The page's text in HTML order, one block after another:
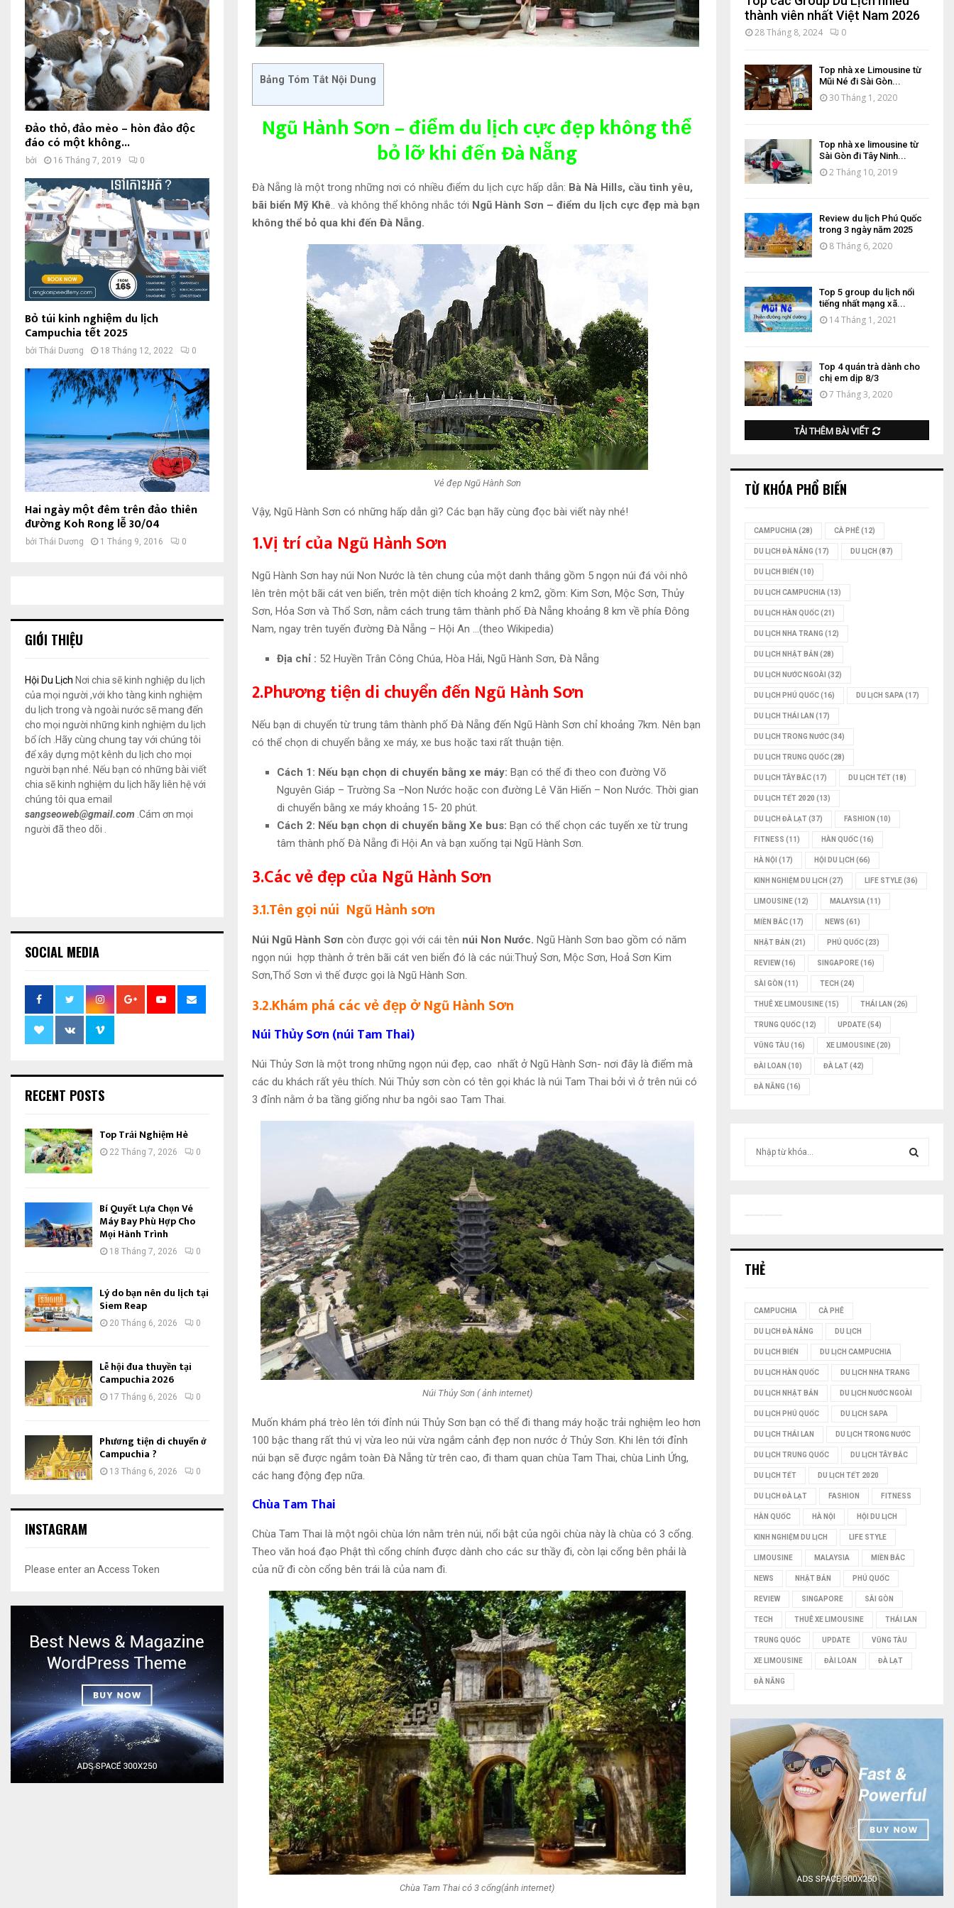
Bảng Tóm Tắt Nội Dung
Ngũ Hành Sơn – điểm du lịch cực đẹp không thể
bỏ lỡ khi đến Đà Nẵng
Đà Nẵng là một trong những nơi có nhiều điểm du lịch cực hấp dẫn: Bà Nà Hills, cầu tình yêu,
bãi biển Mỹ Khê.. và không thể không nhắc tới Ngũ Hành Sơn – điểm du lịch cực đẹp mà bạn
không thể bỏ qua khi đến Đà Nẵng.
Vẻ đẹp Ngũ Hành Sơn
Vậy, Ngũ Hành Sơn có những hấp dẫn gì? Các bạn hãy cùng đọc bài viết này nhé!
1.Vị trí của Ngũ Hành Sơn
Ngũ Hành Sơn hay núi Non Nước là tên chung của một danh thắng gồm 5 ngọn núi đá vôi nhô
lên trên một bãi cát ven biển, trên một diện tích khoảng 2 km2, gồm: Kim Sơn, Mộc Sơn, Thủy
Sơn, Hỏa Sơn và Thổ Sơn, nằm cách trung tâm thành phố Đà Nẵng khoảng 8 km về phía Đông
Nam, ngay trên tuyến đường Đà Nẵng – Hội An …(theo Wikipedia)
Địa chỉ : 52 Huyền Trân Công Chúa, Hòa Hải, Ngũ Hành Sơn, Đà Nẵng
2.Phương tiện di chuyển đến Ngũ Hành Sơn
Nếu bạn di chuyển từ trung tâm thành phố Đà Nẵng đến Ngũ Hành Sơn chỉ khoảng 7km. Nên bạn
có thể chọn di chuyển bằng xe máy, xe bus hoặc taxi rất thuận tiện.
Cách 1: Nếu bạn chọn di chuyển bằng xe máy: Bạn có thể đi theo con đường Võ
Nguyên Giáp – Trường Sa –Non Nước hoặc con đường Lê Văn Hiến – Non Nước. Thời gian
di chuyển bằng xe máy khoảng 15- 20 phút.
Cách 2: Nếu bạn chọn di chuyển bằng Xe bus: Bạn có thể chọn các tuyến xe từ trung
tâm thành phố Đà Nẵng đi Hội An và bạn xuống tại Ngũ Hành Sơn.
3.Các vẻ đẹp của Ngũ Hành Sơn
3.1.Tên gọi núi Ngũ Hành sơn
Núi Ngũ Hành Sơn còn được gọi với cái tên núi Non Nước. Ngũ Hành Sơn bao gồm có năm
ngọn núi hợp thành ở trên bãi cát ven biển đó là các núi:Thuỷ Sơn, Mộc Sơn, Hoả Sơn Kim
Sơn,Thổ Sơn vì thế được gọi là Ngũ Hành Sơn.
3.2.Khám phá các vẻ đẹp ở Ngũ Hành Sơn
Núi Thủy Sơn (núi Tam Thai)
Núi Thủy Sơn là một trong những ngọn núi đẹp, cao nhất ở Ngũ Hành Sơn- nơi đây là điểm mà
các du khách rất yêu thích. Núi Thủy sơn còn có tên gọi khác là núi Tam Thai bởi vì ở trên núi có
3 đỉnh nằm ở ba tầng giống như ba ngôi sao Tam Thai.
Núi Thủy Sơn ( ảnh internet)
Muốn khám phá trèo lên tới đỉnh núi Thủy Sơn bạn có thể đi thang máy hoặc trải nghiệm leo hơn
100 bậc thang rất thú vị vừa leo núi vừa ngắm cảnh đẹp non nước ở Thủy Sơn. Khi lên tới đỉnh
núi bạn sẽ được ngắm toàn Đà Nẵng từ trên cao, đi tham quan chùa Tam Thai, chùa Linh Ứng,
các hang động đẹp nữa.
Chùa Tam Thai
Chùa Tam Thai là một ngôi chùa lớn nằm trên núi, nổi bật của ngôi chùa này là chùa có 3 cổng.
Theo văn hoá đạo Phật thì cổng chính được dành cho các sư thầy đi, còn lại cổng bên phải là
của nữ đi còn cổng bên trái là của nam đi.
Chùa Tam Thai có 3 cổng(ảnh internet)
Đảo thỏ, đảo mèo – hòn đảo độc
đáo có một không...
bởi 16 Tháng 7, 2019 0
Bỏ túi kinh nghiệm du lịch
Campuchia tết 2025
bởi Thái Dương 18 Tháng 12, 2022 0
Hai ngày một đêm trên đảo thiên
đường Koh Rong lễ 30/04
bởi Thái Dương 1 Tháng 9, 2016 0
GIỚI THIỆU
Hội Du Lịch Nơi chia sẽ kinh nghiệp du lịch
của mọi người ,với kho tàng kinh nghiệm
du lịch trong và ngoài nước sẽ mang đến
cho mọi người những kinh nghiệm du lịch
bổ ích .Hãy cùng chung tay với chúng tôi
để xây dựng một kênh du lịch cho mọi
người bạn nhé. Nếu bạn có những bài viết
chia sẽ kinh nghiệm du lịch hãy liên hệ với
chúng tôi qua email
sangseoweb@gmail.com .Cám ơn mọi
người đã theo dõi .
SOCIAL MEDIA
RECENT POSTS
Top Trải Nghiệm Hè
22 Tháng 7, 2026 0
Bí Quyết Lựa Chọn Vé
Máy Bay Phù Hợp Cho
Mọi Hành Trình
18 Tháng 7, 2026 0
Lý do bạn nên du lịch tại
Siem Reap
20 Tháng 6, 2026 0
Lễ hội đua thuyền tại
Campuchia 2026
17 Tháng 6, 2026 0
Phương tiện di chuyển ở
Campuchia ?
13 Tháng 6, 2026 0
INSTAGRAM
Please enter an Access Token
thành viên nhất Việt Nam 2026
28 Tháng 8, 2024 0
Top nhà xe Limousine từ
Mũi Né đi Sài Gòn...
30 Tháng 1, 2020
Top nhà xe limousine từ
Sài Gòn đi Tây Ninh...
2 Tháng 10, 2019
Review du lịch Phú Quốc
trong 3 ngày năm 2025
8 Tháng 6, 2020
Top 5 group du lịch nổi
tiếng nhất mạng xã...
14 Tháng 1, 2021
Top 4 quán trà dành cho
chị em dịp 8/3
7 Tháng 3, 2020
TẢI THÊM BÀI VIẾT
TỪ KHÓA PHỔ BIẾN
CAMPUCHIA (28) CÀ PHÊ(12)
DU LỊCH ĐÀ NẴNG (17) DU LỊCH (87)
DU LỊCH BIỂN (10)
DU LỊCH CAMPUCHIA (13)
DU LỊCH HÀN QUỐC(21)
DU LỊCH NHA TRANG (12)
DU LỊCH NHẬT BẢN (28)
DU LỊCH NƯỚC NGOÀI (32)
DU LỊCH PHÚ QUỐC(16) DU LỊCH SAPA (17)
DU LỊCH THÁI LAN (17)
DU LỊCH TRONG NƯỚC(34)
DU LỊCH TRUNG QUỐC(28)
DU LỊCH TÂY BẮC(17) DU LỊCH TẾT(18)
DU LỊCH TẾT 2020 (13)
DU LỊCH ĐÀ LẠT(37) FASHION (10)
FITNESS (11) HÀN QUỐC(16)
HÀ NỘI (17) HỘI DU LỊCH (66)
KINH NGHIỆM DU LỊCH (27) LIFE STYLE(36)
LIMOUSINE(12) MALAYSIA (11)
MIỀN BẮC(17) NEWS (61)
NHẬT BẢN (21) PHÚ QUỐC(23)
REVIEW(16) SINGAPORE(16)
SÀI GÒN (11) TECH (24)
THUÊ XE LIMOUSINE(15) THÁI LAN (26)
TRUNG QUỐC(12) UPDATE(54)
VŨNG TÀU (16) XE LIMOUSINE(20)
ĐÀI LOAN (10) ĐÀ LẠT(42)
ĐÀ NẴNG (16)
:
THẺ
CAMPUCHIA CÀ PHÊ
DU LỊCH ĐÀ NẴNG DU LỊCH
DU LỊCH BIỂN DU LỊCH CAMPUCHIA
DU LỊCH HÀN QUỐC DU LỊCH NHA TRANG
DU LỊCH NHẬT BẢN DU LỊCH NƯỚC NGOÀI
DU LỊCH PHÚ QUỐC DU LỊCH SAPA
DU LỊCH THÁI LAN DU LỊCH TRONG NƯỚC
DU LỊCH TRUNG QUỐC DU LỊCH TÂY BẮC
DU LỊCH TẾT DU LỊCH TẾT 2020
DU LỊCH ĐÀ LẠT FASHION FITNESS
HÀN QUỐC HÀ NỘI HỘI DU LỊCH
KINH NGHIỆM DU LỊCH LIFE STYLE
LIMOUSINE MALAYSIA MIỀN BẮC
NEWS NHẬT BẢN PHÚ QUỐC
REVIEW SINGAPORE SÀI GÒN
TECH THUÊ XE LIMOUSINE THÁI LAN
TRUNG QUỐC UPDATE VŨNG TÀU
XE LIMOUSINE ĐÀI LOAN ĐÀ LẠT
ĐÀ NẴNG